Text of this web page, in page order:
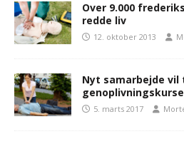
Over 9.000
redde liv
12. oktober 2013
Nyt samarbejde
5. marts 2017